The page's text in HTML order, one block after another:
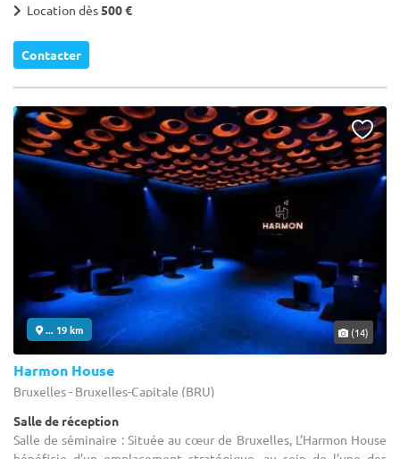
Location dès500 €
Contacter
... 19 km (14)
Harmon House
Bruxelles - Bruxelles-Capitale (BRU)
Salle de réception
Salle de séminaire : Située au cœur de Bruxelles, L’Harmon House